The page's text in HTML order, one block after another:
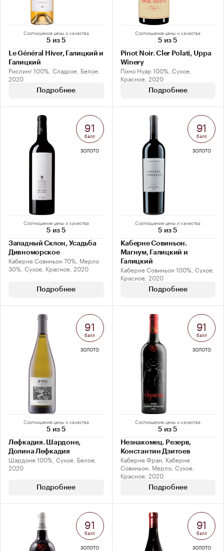
Соотношение цены и качества
5 из 5
Le Général Hiver, Галицкий и
Галицкий
Рислинг 100%, Сладкое, Белое,
2020
Подробнее
Соотношение цены и качества
5 из 5
Pinot Noir. Cler Polati, Uppa
Winery
Пино Нуар 100%, Сухое,
Красное, 2020
Подробнее
Соотношение цены и качества
5 из 5
Западный Склон, Усадьба
Дивноморское
Каберне Совиньон 70%, Мерло
30%, Сухое, Красное, 2020
Подробнее
91
балл
ЗОЛОТО
Соотношение цены и качества
5 из 5
Каберне Совиньон.
Магнум, Галицкий и
Галицкий
Каберне Совиньон 100%, Сухое,
Красное, 2020
Подробнее
91
балл
ЗОЛОТО
Соотношение цены и качества
5 из 5
Лефкадия. Шардоне,
Долина Лефкадия
Шардоне 100%, Сухое, Белое,
2020
Подробнее
91
балл
ЗОЛОТО
Соотношение цены и качества
5 из 5
Незнакомец. Резерв,
Константин Дзитоев
Каберне Фран, Каберне
Совиньон, Мерло, Сухое,
Красное, 2020
Подробнее
91
балл
ЗОЛОТО
91
балл
ЗОЛОТО
91
балл
ЗОЛОТО